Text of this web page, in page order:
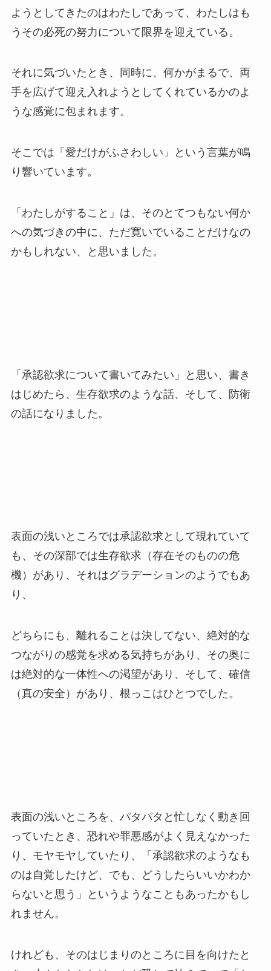
ようとしてきたのはわたしであって、わたしはも
うその必死の努力について限界を迎えている。
それに気づいたとき、同時に、何かがまるで、両
手を広げて迎え入れようとしてくれているかのよ
うな感覚に包まれます。
そこでは「愛だけがふさわしい」という言葉が鳴
り響いています。
「わたしがすること」は、そのとてつもない何か
への気づきの中に、ただ寛いでいることだけなの
かもしれない、と思いました。
「承認欲求について書いてみたい」と思い、書き
はじめたら、生存欲求のような話、そして、防衛
の話になりました。
表面の浅いところでは承認欲求として現れていて
も、その深部では生存欲求（存在そのものの危
機）があり、それはグラデーションのようでもあ
り、
どちらにも、離れることは決してない、絶対的な
つながりの感覚を求める気持ちがあり、その奥に
は絶対的な一体性への渇望があり、そして、確信
（真の安全）があり、根っこはひとつでした。
表面の浅いところを、パタパタと忙しなく動き回
っていたとき、恐れや罪悪感がよく見えなかった
り、モヤモヤしていたり、「承認欲求のようなも
のは自覚したけど、でも、どうしたらいいかわか
らないと思う」というようなこともあったかもし
れません。
けれども、そのはじまりのところに目を向けたと